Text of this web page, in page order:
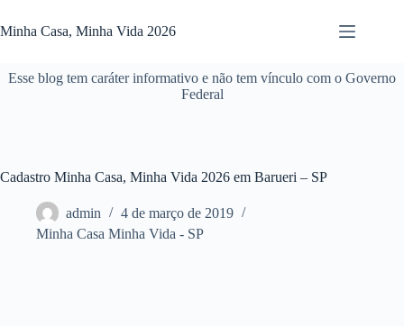
para
o
Minha Casa, Minha Vida 2026
Esse blog tem caráter informativo e não tem vínculo com o Governo
Federal
Cadastro Minha Casa, Minha Vida 2026 em Barueri – SP
admin
4 de março de 2019
Minha Casa Minha Vida - SP